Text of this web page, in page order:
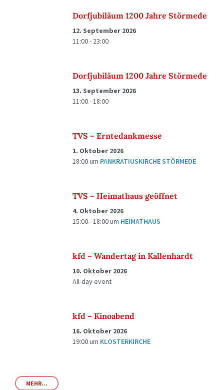
Dorfjubiläum 1200 Jahre Störmede
12. September 2026
11:00 - 23:00
Dorfjubiläum 1200 Jahre Störmede
13. September 2026
11:00 - 18:00
TVS – Erntedankmesse
1. Oktober 2026
18:00um PANKRATIUSKIRCHE STÖRMEDE
TVS – Heimathaus geöffnet
4. Oktober 2026
15:00 - 18:00um HEIMATHAUS
kfd – Wandertag in Kallenhardt
10. Oktober 2026
All-day event
kfd – Kinoabend
16. Oktober 2026
19:00um KLOSTERKIRCHE
MEHR...